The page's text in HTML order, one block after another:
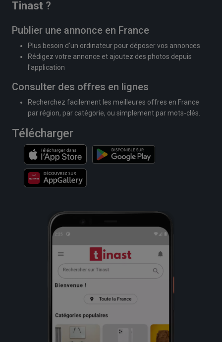
Tinast ?
Publier une annonce en France
Plus besoin d'un ordinateur pour déposer vos annonces
Rédigez votre annonce et ajoutez des photos depuis
l'application
Consulter des offres en lignes
Recherchez facilement les meilleures offres en France
par région, par catégorie, ou simplement par mots-clés.
Télécharger